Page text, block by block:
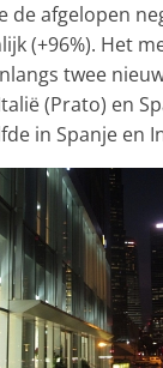
de afgelopen
(+96%). Het
twee
(Prato) en
in Spanje en